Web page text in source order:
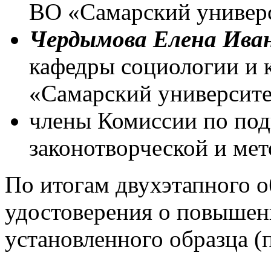
ВО «Самарский
Чердымова Елена
кафедры социологии
«Самарский
члены Комиссии по
законотворческой и
По итогам двухэтапного
удостоверения о
установленного образца